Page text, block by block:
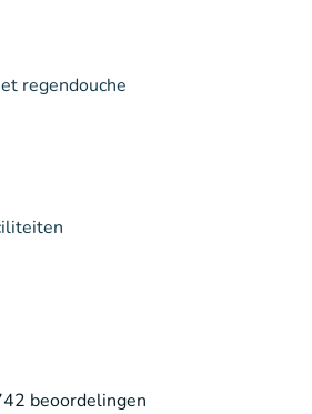
regendouche
beoordelingen